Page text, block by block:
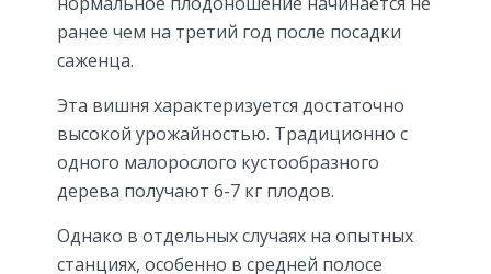
ранее чем на третий год после посадки
саженца.
Эта вишня характеризуется достаточно
высокой урожайностью. Традиционно с
одного малорослого кустообразного
дерева получают 6-7 кг плодов.
Однако в отдельных случаях на опытных
станциях, особенно в средней полосе